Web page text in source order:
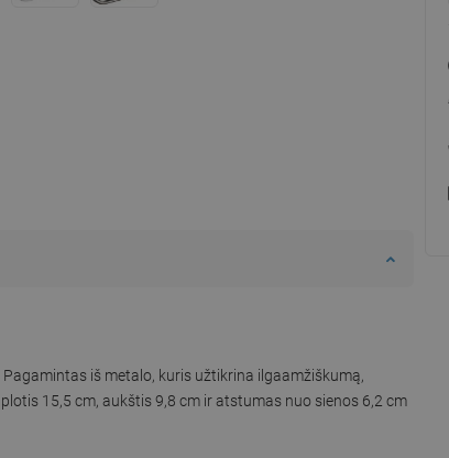
iš metalo, kuris užtikrina ilgaamžiškumą,
15,5 cm, aukštis 9,8 cm ir atstumas nuo sienos 6,2 cm